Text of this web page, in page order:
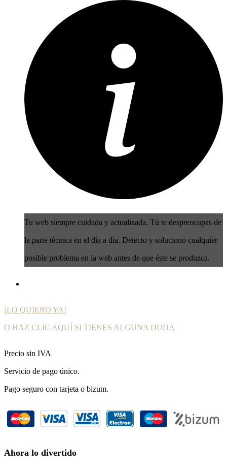
Tu web siempre cuidada y actualizada. Tú te despreocupas de
la parte técnica en el día a día. Detecto y soluciono cualquier
posible problema en la web antes de que éste se produzca.
¡LO QUIERO YA!
O HAZ CLIC AQUÍ SI TIENES ALGUNA DUDA
Precio sin IVA
Servicio de pago único.
Pago seguro con tarjeta o bizum.
Ahora lo divertido